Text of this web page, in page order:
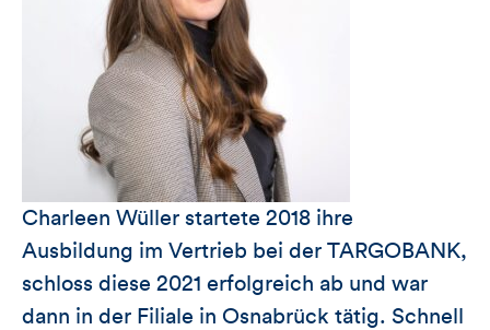
Charleen Wüller startete 2018 ihre
Ausbildung im Vertrieb bei der TARGOBANK,
schloss diese 2021 erfolgreich ab und war
dann in der Filiale in Osnabrück tätig. Schnell